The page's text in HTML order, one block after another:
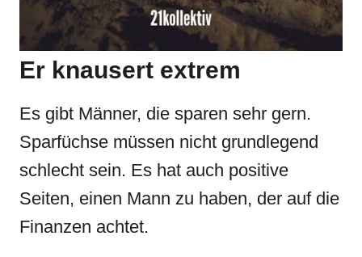
Er knausert extrem
Es gibt Männer, die sparen sehr gern.
Sparfüchse müssen nicht grundlegend
schlecht sein. Es hat auch positive
Seiten, einen Mann zu haben, der auf die
Finanzen achtet.